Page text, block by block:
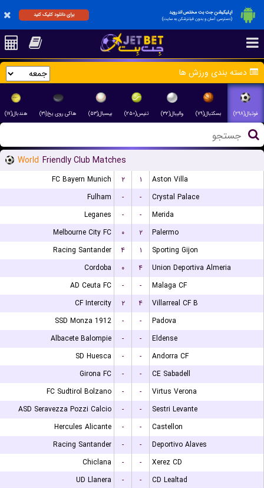
اپلیکیشن جت بت مختص اندروید
(دسترسی آسان و بدون فیلترشکن به سایت)
برای دانلود کلیک کنید
دسته بندی ورزش ها
فوتبال(۲۹۸) بسکتبال(۷۹) والیبال(۳۲) تنیس(۲۵۰) بیسبال(۵۳) هاکی روی یخ(۳۱) هندبال(۱۷)
World Friendly Club Matches
FC Bayern Munich ۲ ۱
Aston Villa
Fulham
- -
Crystal Palace
Leganes
- -
Merida
Melbourne City FC
۰ ۲
Palermo
Racing Santander
۴ ۱
Sporting Gijon
Cordoba
۰ ۴
Union Deportiva Almeria
AD Ceuta FC
- -
Malaga CF
CF Intercity
۲ ۴
Villarreal CF B
SSD Monza 1912
- -
Padova
Albacete Balompie
- -
Eldense
SD Huesca
- -
Andorra CF
Girona FC
- -
CE Sabadell
FC Sudtirol Bolzano
- -
Virtus Verona
ASD Seravezza Pozzi Calcio
- -
Sestri Levante
Hercules Alicante
- -
Castellon
Racing Santander
- -
Deportivo Alaves
Chiclana
- -
Xerez CD
UD Llanera
- -
CD Lealtad